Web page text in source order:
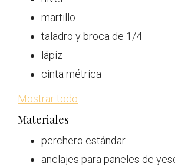
martillo
taladro y broca de 1/4
lápiz
cinta métrica
Mostrar todo
Materiales
perchero estándar
anclajes para paneles de